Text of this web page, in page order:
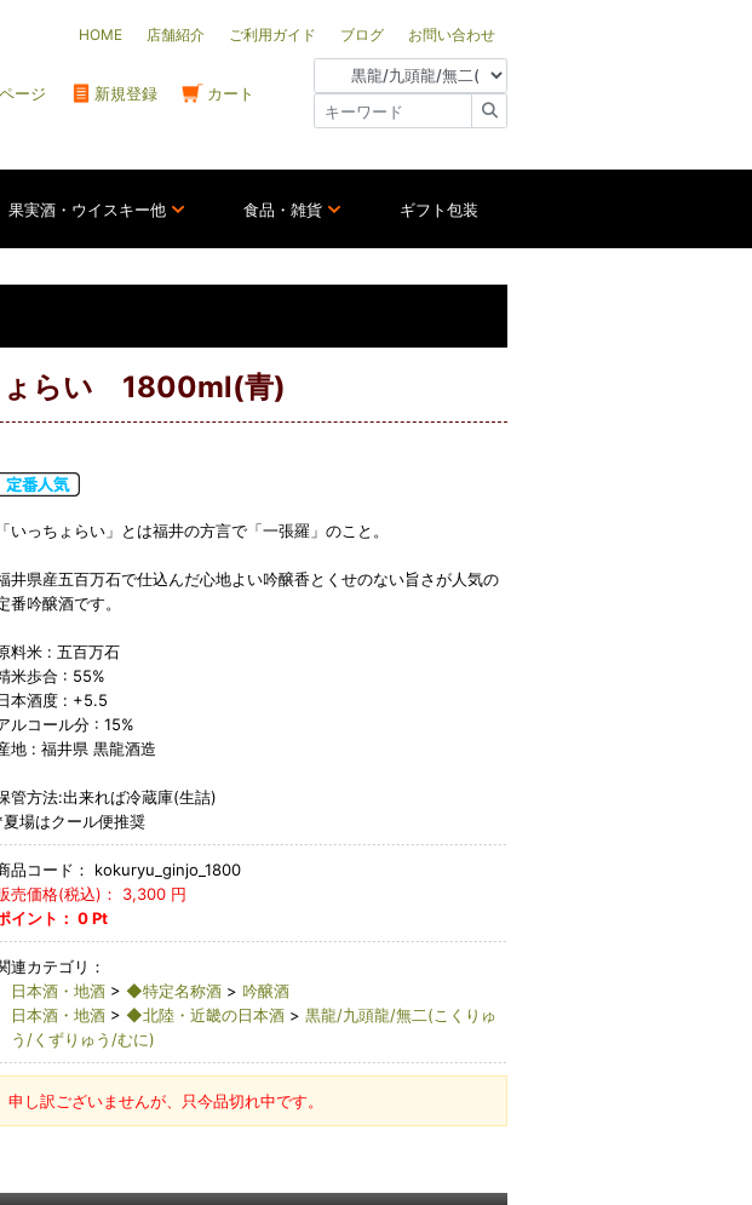
HOME 店舗紹介 ご利用ガイド ブログ お問い合わせ
ージ 新規登録 カート
果実酒・ウイスキー他 食品・雑貨 ギフト包装
らい 1800ml(青)
「いっちょらい」とは福井の方言で「一張羅」のこと。
井県産五百万石で仕込んだ心地よい吟醸香とくせのない旨さが人気の
番吟醸酒です。
料米 : 五百万石
米歩合 : 55%
本酒度 : +5.5
ルコール分 : 15%
地 : 福井県 黒龍酒造
管方法:出来れば冷蔵庫(生詰)
場はクール便推奨
品コード：
kokuryu_ginjo_1800
売価格(税込)：
3,300円
イント： 0Pt
連カテゴリ：
日本酒・地酒> ◆特定名称酒> 吟醸酒
日本酒・地酒> ◆北陸・近畿の日本酒> 黒龍/九頭龍/無二(こくりゅ
う/くずりゅう/むに)
申し訳ございませんが、只今品切れ中です。